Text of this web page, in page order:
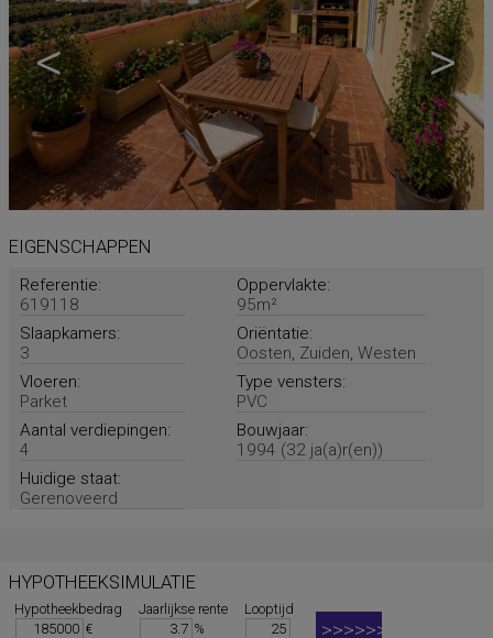
< >
EIGENSCHAPPEN
Referentie:
619118
Oppervlakte:
95m²
Slaapkamers:
3
Oriëntatie:
Oosten, Zuiden, Westen
Vloeren:
Parket
Type vensters:
PVC
Aantal verdiepingen:
4
Bouwjaar:
1994 (32 ja(a)r(en))
Huidige staat:
Gerenoveerd
HYPOTHEEKSIMULATIE
Hypotheekbedrag
€
Jaarlijkse rente
%
Looptijd